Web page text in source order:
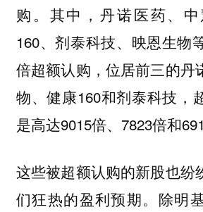
购。其中，丹诺医药、
160、剂泰科技、映恩生物
倍超额认购，位居前三的丹
物、健康160和剂泰科技，
是高达9015倍、7823倍和
这些被超额认购的新股也纷
们狂热的盈利预期。除明